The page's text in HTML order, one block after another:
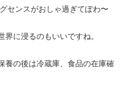
センスがおしゃ過ぎてぽわ〜
に浸るのもいいですね。
養の後は冷蔵庫、食品の在庫確